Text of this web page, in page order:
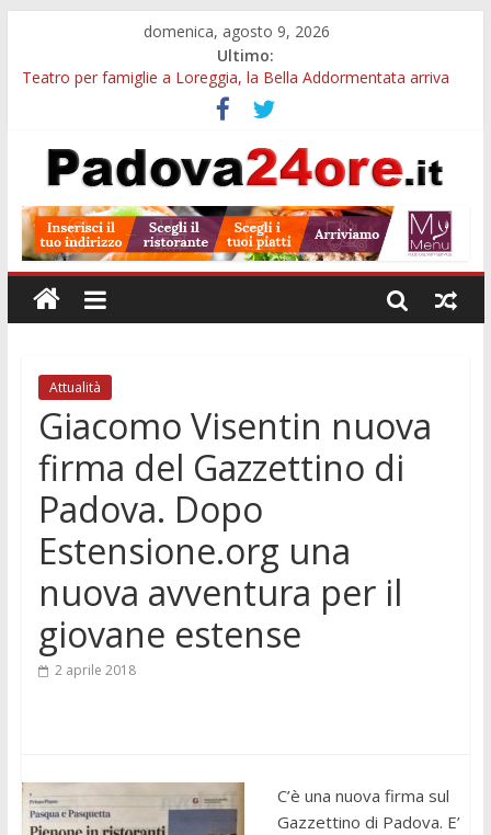
domenica, agosto 9, 2026
Ultimo:
Teatro per famiglie a Loreggia, la Bella Addormentata arriva
Galleria Cavour, cento opere di Diana Migliorato tra colore,
poesia e musica a Padova
Cinema Arena Romana, stasera la commedia di Antonio
Campo San Martino, il Museo della civiltà contadina apre gratis
durante la sagra
Notizie di Padova alle ore 10: Notte del Volo sold out, Tribano
e festa oggi a Teolo
Attualità
Giacomo Visentin nuova
firma del Gazzettino di
Padova. Dopo
Estensione.org una
nuova avventura per il
giovane estense
2 aprile 2018
C’è una nuova firma sul
Gazzettino di Padova. E’